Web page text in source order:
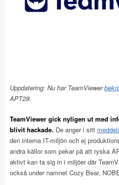
Uppdatering: Nu har TeamViewer
APT29.
TeamViewer gick nyligen ut med
blivit hackade. De anger i sitt
den interna IT-miljön och ej
andra källor som pekar på att ryska
aktivt kan ta sig in i miljöer där
också under namnet Cozy Bear,